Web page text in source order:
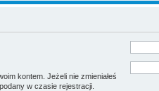
kontem. Jeżeli nie zmieniałeś
w czasie rejestracji.